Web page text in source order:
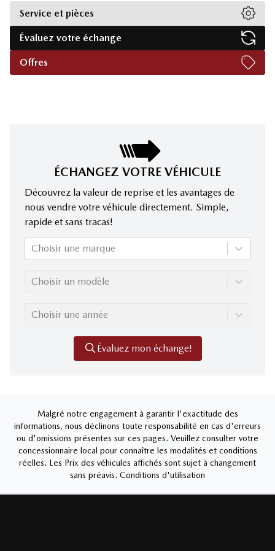
Service et pièces
Évaluez votre échange
Offres
ÉCHANGEZ VOTRE VÉHICULE
Découvrez la valeur de reprise et les avantages de
nous vendre votre véhicule directement. Simple,
rapide et sans tracas!
Choisir une marque
Choisir un modèle
Choisir une année
Évaluez mon échange!
Malgré notre engagement à garantir l'exactitude des
informations, nous déclinons toute responsabilité en cas d'erreurs
ou d'omissions présentes sur ces pages. Veuillez consulter votre
concessionnaire local pour connaître les modalités et conditions
réelles. Les Prix des véhicules affichés sont sujet à changement
sans préavis. Conditions d'utilisation